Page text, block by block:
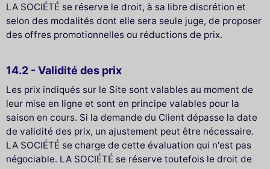
LA SOCIÉTÉ se réserve le droit, à sa libre discrétion et
selon des modalités dont elle sera seule juge, de proposer
des offres promotionnelles ou réductions de prix.
14.2 - Validité des prix
Les prix indiqués sur le Site sont valables au moment de
leur mise en ligne et sont en principe valables pour la
saison en cours. Si la demande du Client dépasse la date
de validité des prix, un ajustement peut être nécessaire.
LA SOCIÉTÉ se charge de cette évaluation qui n'est pas
négociable. LA SOCIÉTÉ se réserve toutefois le droit de